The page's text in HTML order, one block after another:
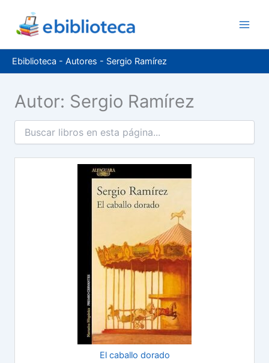
contenido
Ebiblioteca - Autores - Sergio Ramírez
Autor: Sergio Ramírez
El caballo dorado